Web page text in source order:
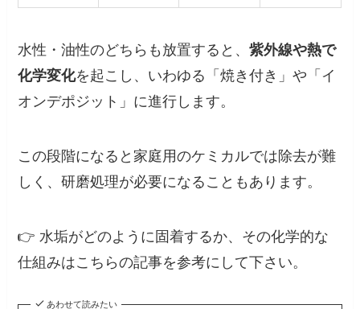
水性・油性のどちらも放置すると、紫外線や熱で
化学変化を起こし、いわゆる「焼き付き」や「イ
オンデポジット」に進行します。
この段階になると家庭用のケミカルでは除去が難
しく、研磨処理が必要になることもあります。
👉 水垢がどのように固着するか、その化学的な
仕組みはこちらの記事を参考にして下さい。
あわせて読みたい